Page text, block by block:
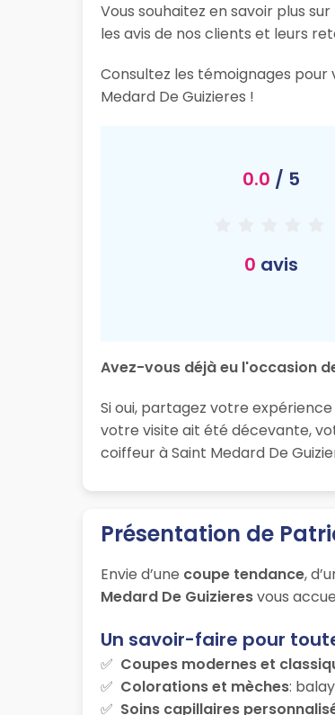
Vous souhaitez en savoir plus
les avis de nos clients et leurs
Consultez les témoignages pour
Medard De Guizieres !
0.0 / 5
0 avis
Avez-vous déjà eu l'occasion
Si oui, partagez votre
votre visite ait été décevante,
coiffeur à Saint Medard De
Présentation de
Envie d’une coupe tendance,
Medard De Guizieresvous
Un savoir-faire pour
Coupes modernes et
Colorations et mèches:
Soins capillaires